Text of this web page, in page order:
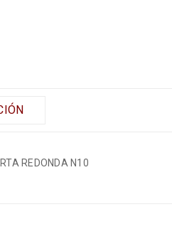
REDONDA N10